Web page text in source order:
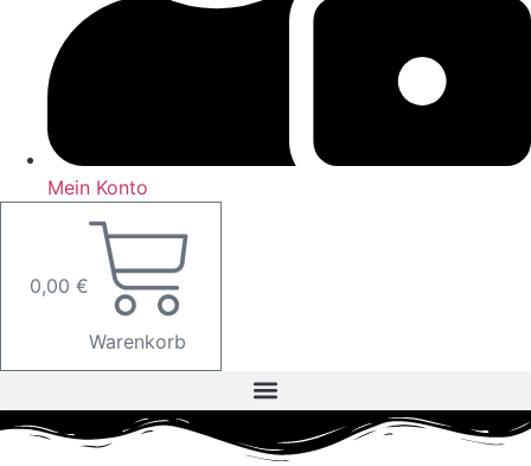
Mein Konto
0,00 €
Warenkorb